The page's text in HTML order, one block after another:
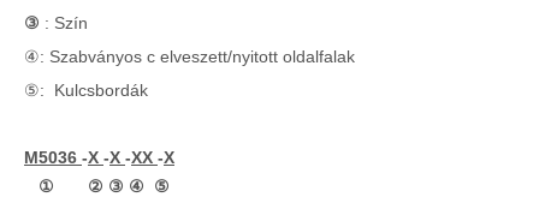
③ : Szín
④: Szabványos c elveszett/nyitott oldalfalak
⑤: Kulcsbordák
M5036 -X -X -XX -X
① ② ③ ④ ⑤